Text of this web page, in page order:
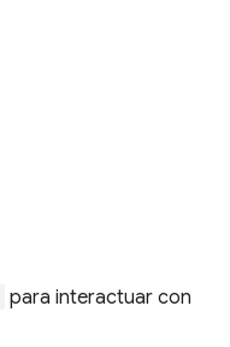
para interactuar con